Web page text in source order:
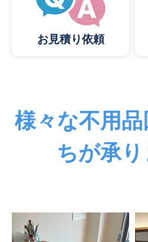
お見積り依頼
様々な不用
ちが承り